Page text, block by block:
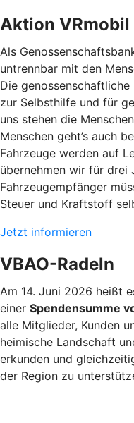
Aktion VRmobil
Als
untrennbar mit den
Die
zur Selbsthilfe und für
uns stehen die
Menschen geht’s auch
Fahrzeuge werden auf
übernehmen wir für drei
Fahrzeugempfänger
Steuer und Kraftstoff
Jetzt informieren
VBAO-Radeln
Am 14. Juni 2026 heißt
einer Spendensumme
alle Mitglieder, Kunden
heimische Landschaft
erkunden und
der Region zu